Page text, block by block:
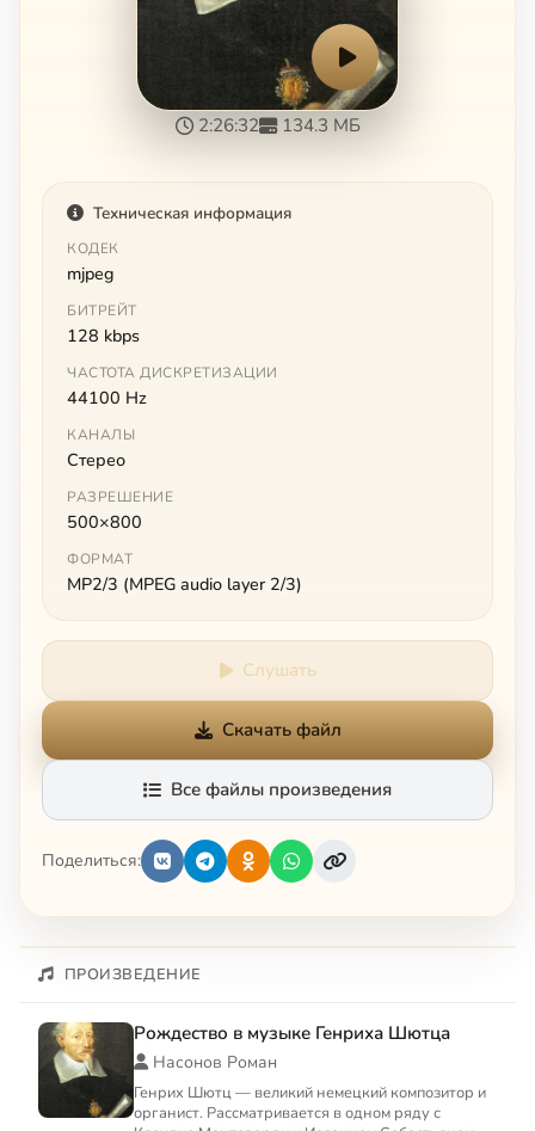
2:26:32 134.3 МБ
Техническая информация
КОДЕК
mjpeg
БИТРЕЙТ
128 kbps
ЧАСТОТА ДИСКРЕТИЗАЦИИ
44100 Hz
КАНАЛЫ
Стерео
РАЗРЕШЕНИЕ
500×800
ФОРМАТ
MP2/3 (MPEG audio layer 2/3)
Слушать
Скачать файл
Все файлы произведения
Поделиться:
ПРОИЗВЕДЕНИЕ
Рождество в музыке Генриха Шютца
Насонов Роман
Генрих Шютц — великий немецкий композитор и
органист. Рассматривается в одном ряду с